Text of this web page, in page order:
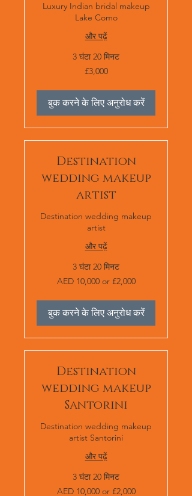
Luxury Indian bridal makeup
Lake Como
और पढ़ें
3 घंटा 20 मिनट
£3,000
बुक करने के लिए अनुरोध करें
Destination
wedding makeup
artist
Destination wedding makeup
artist
और पढ़ें
3 घंटा 20 मिनट
AED 10,000 or £2,000
बुक करने के लिए अनुरोध करें
Destination
wedding makeup
Santorini
Destination wedding makeup
artist Santorini
और पढ़ें
3 घंटा 20 मिनट
AED 10,000 or £2,000